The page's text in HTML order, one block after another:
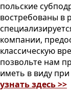
польские
востребованы в
компании,
классическую
позвольте нам
иметь в виду
узнать здесь >>